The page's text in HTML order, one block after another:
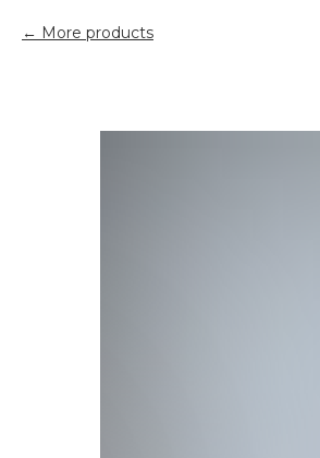
More products